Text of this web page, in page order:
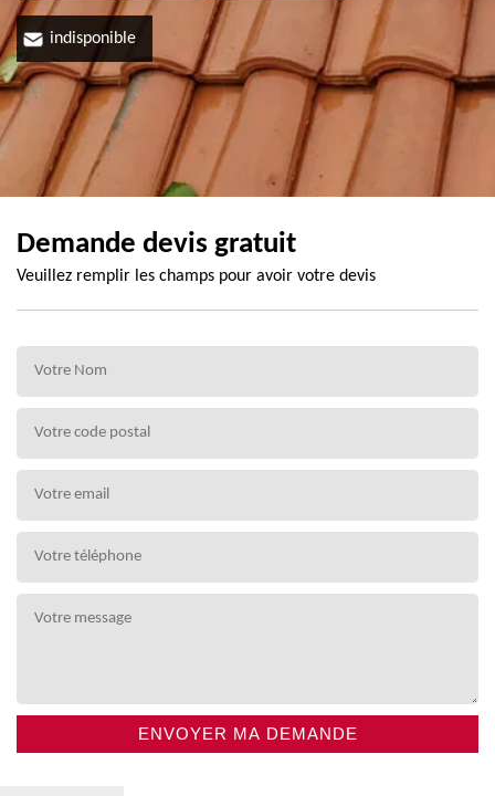
indisponible
Demande devis gratuit
Veuillez remplir les champs pour avoir votre devis